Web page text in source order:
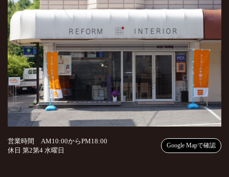
営業時間 AM10:00からPM18:00
休日 第2第4 水曜日
Google Mapで確認